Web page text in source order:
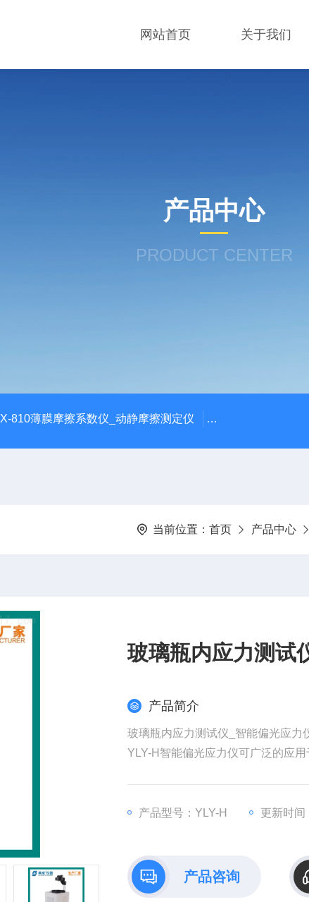
网站首页 关于我们
产品中心
PRODUCT CENTER
X-810薄膜摩擦系数仪_动静摩擦测定仪 SCK-H玻璃瓶耐热
当前位置： 首页 产品中心
玻璃瓶内应力测试
产品简介
玻璃瓶内应力测试仪_智能偏光应力
YLY-H智能偏光应力仪可广泛的应
模式，利用偏振场中的干涉色序
产品型号：YLY-H
更新时间
产品咨询